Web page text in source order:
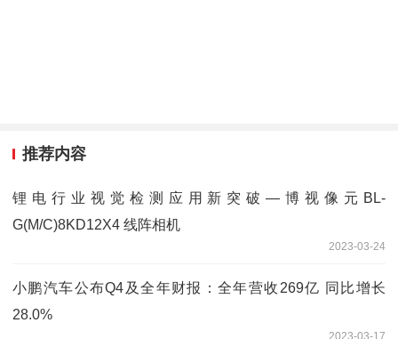
推荐内容
锂电行业视觉检测应用新突破—博视像元BL-
G(M/C)8KD12X4 线阵相机
2023-03-24
小鹏汽车公布Q4及全年财报：全年营收269亿 同比增长
28.0%
2023-03-17